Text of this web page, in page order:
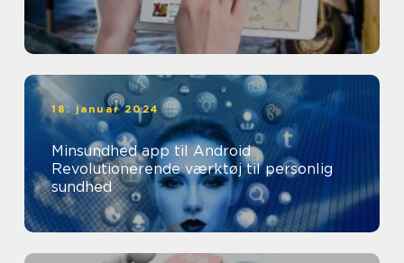
18. januar 2024
Minsundhed app til Android
Revolutionerende værktøj til personlig
sundhed